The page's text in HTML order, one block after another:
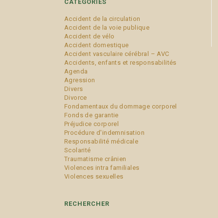
CATÉGORIES
Accident de la circulation
Accident de la voie publique
Accident de vélo
Accident domestique
Accident vasculaire cérébral – AVC
Accidents, enfants et responsabilités
Agenda
Agression
Divers
Divorce
Fondamentaux du dommage corporel
Fonds de garantie
Préjudice corporel
Procédure d'indemnisation
Responsabilité médicale
Scolarité
Traumatisme crânien
Violences intra familiales
Violences sexuelles
RECHERCHER